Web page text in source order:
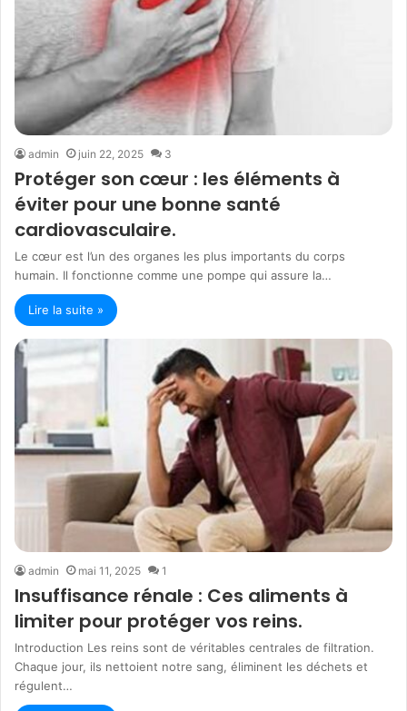
admin juin 22, 2025 3
Protéger son cœur : les éléments à
éviter pour une bonne santé
cardiovasculaire.
Le cœur est l’un des organes les plus importants du corps
humain. Il fonctionne comme une pompe qui assure la…
Lire la suite »
admin mai 11, 2025 1
Insuffisance rénale : Ces aliments à
limiter pour protéger vos reins.
Introduction Les reins sont de véritables centrales de filtration.
Chaque jour, ils nettoient notre sang, éliminent les déchets et
régulent…